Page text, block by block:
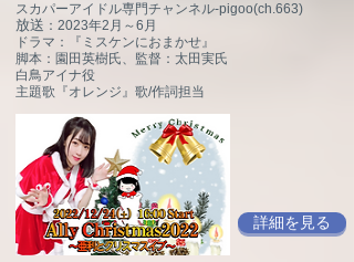
スカパーアイドル専門チャンネル-pigoo(ch.663)
放送 ：2023年2月～6月
ドラマ：『ミスケンにおまかせ』
脚本：園田英樹氏、監督：太田実氏
白鳥アイナ役
主題歌『オレンジ』歌/作詞担当
詳細を見る